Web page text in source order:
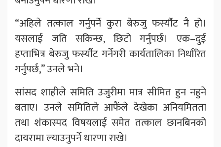
“अहिले तत्काल गर्नुपर्ने कुरा बेरुजु फर्स्यौट नै हो।
यसलाई जति सकिन्छ, छिटो गर्नुपर्छ। एक–दुई
हप्ताभित्र बेरुजु फर्स्यौट गर्नेगरी कार्यतालिका निर्धारित
गर्नुपर्छ,” उनले भने।
सांसद शाहीले समिति उजुरीमा मात्र सीमित हुन नहुने
बताए। उनले समितिले आफैंले देखेका अनियमितता
तथा शंकास्पद विषयलाई समेत तत्काल छानबिनको
दायरामा ल्याउनुपर्ने धारणा राखे।